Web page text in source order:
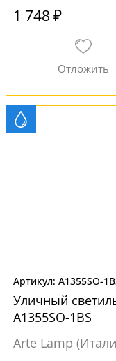
1 748 ₽
A1355SO-
Уличный
A1355SO-1BS
Arte Lamp